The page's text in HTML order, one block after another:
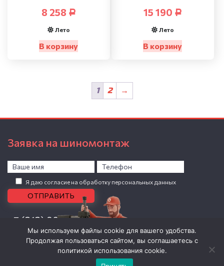
8 258 Р
Лето
В корзину
15 190 Р
Лето
В корзину
1 2 →
Заявка на шиномонтаж
Я даю согласие на обработку персональных данных
+7 (812) 907-04-86
0 товаров -0Р
Личный кабинет
ОГРНИП: 309784723800912, ИП Николаев Василий Владимирович.
Мы используем файлы cookie для вашего удобства.
Продолжая пользоваться сайтом, вы соглашаетесь с
политикой использования cookie.